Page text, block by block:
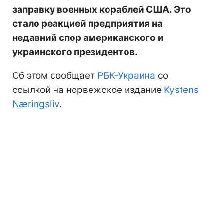
заправку военных кораблей США. Это
стало реакцией предприятия на
недавний спор американского и
украинского президентов.
Об этом сообщает РБК-Украина со
ссылкой на норвежское издание Kystens
Næringsliv.